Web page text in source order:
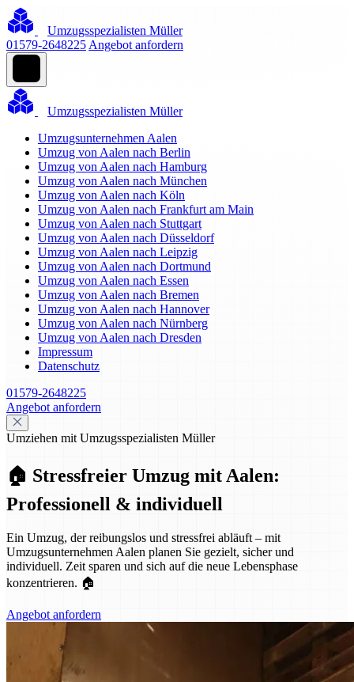
Umzugsspezialisten Müller
01579-2648225 Angebot anfordern
Umzugsspezialisten Müller
Umzugsunternehmen Aalen
Umzug von Aalen nach Berlin
Umzug von Aalen nach Hamburg
Umzug von Aalen nach München
Umzug von Aalen nach Köln
Umzug von Aalen nach Frankfurt am Main
Umzug von Aalen nach Stuttgart
Umzug von Aalen nach Düsseldorf
Umzug von Aalen nach Leipzig
Umzug von Aalen nach Dortmund
Umzug von Aalen nach Essen
Umzug von Aalen nach Bremen
Umzug von Aalen nach Hannover
Umzug von Aalen nach Nürnberg
Umzug von Aalen nach Dresden
Impressum
Datenschutz
01579-2648225
Angebot anfordern
Umziehen mit Umzugsspezialisten Müller
🏠 Stressfreier Umzug mit Aalen:
Professionell & individuell
Ein Umzug, der reibungslos und stressfrei abläuft – mit
Umzugsunternehmen Aalen planen Sie gezielt, sicher und
individuell. Zeit sparen und sich auf die neue Lebensphase
konzentrieren. 🏠
Angebot anfordern